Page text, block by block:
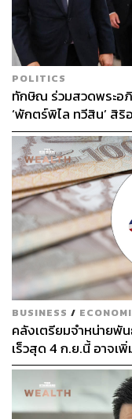
POLITICS
ทักษิณ ร่วมสวดพระอ
‘พักตร์พิไล ทวีสิน’ สิ
หลากวงการร่วมอาลัย
BUSINESS /
คลังเตรียมจำหน่ายพั
เร็วสุด 4 ก.ย.นี้ อาจ
First มากขึ้น